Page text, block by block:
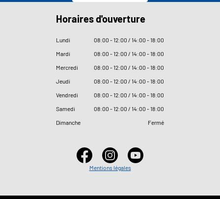
Horaires d'ouverture
Lundi 08:00 - 12:00 / 14:00 - 18:00
Mardi
08:00 - 12:00 / 14:00 - 18:00
Mercredi
08:00 - 12:00 / 14:00 - 18:00
Jeudi
08:00 - 12:00 / 14:00 - 18:00
Vendredi
08:00 - 12:00 / 14:00 - 18:00
Samedi
08:00 - 12:00 / 14:00 - 18:00
Dimanche
Fermé
Mentions légales